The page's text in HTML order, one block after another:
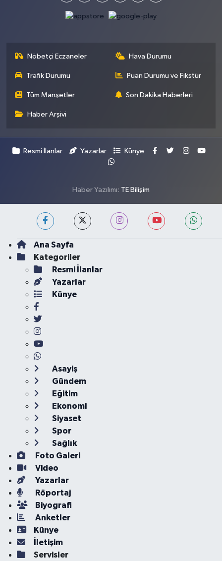
Nöbetçi Eczaneler Hava Durumu
Trafik Durumu Puan Durumu ve Fikstür
Tüm Manşetler Son Dakika Haberleri
Haber Arşivi
Resmi İlanlar Yazarlar Künye
Haber Yazılımı: TE Bilişim
Ana Sayfa
Kategoriler
Resmi İlanlar
Yazarlar
Künye
Asayiş
Gündem
Eğitim
Ekonomi
Siyaset
Spor
Sağlık
Foto Galeri
Video
Yazarlar
Röportaj
Biyografi
Anketler
Künye
İletişim
Servisler